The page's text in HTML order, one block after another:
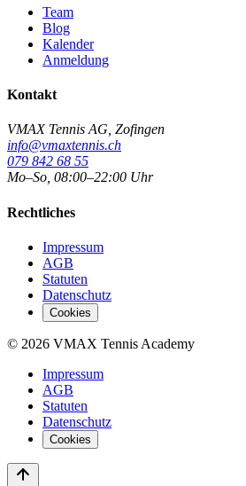
Team
Blog
Kalender
Anmeldung
Kontakt
VMAX Tennis AG, Zofingen
info@vmaxtennis.ch
079 842 68 55
Mo–So, 08:00–22:00 Uhr
Rechtliches
Impressum
AGB
Statuten
Datenschutz
Cookies
© 2026 VMAX Tennis Academy
Impressum
AGB
Statuten
Datenschutz
Cookies